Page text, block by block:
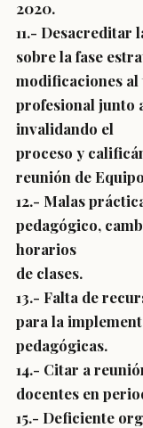
2020.
11.- Desacreditar
sobre la fase
modificaciones
profesional junto
invalidando el
proceso y
reunión de
12.- Malas
pedagógico,
horarios
de clases.
13.- Falta de
para la
pedagógicas.
14.- Citar a
docentes en
15.- Deficiente